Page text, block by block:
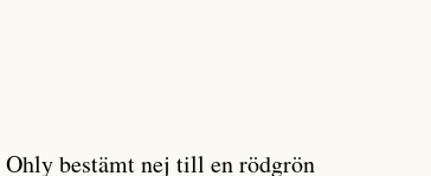
bestämt nej till en rödgrön